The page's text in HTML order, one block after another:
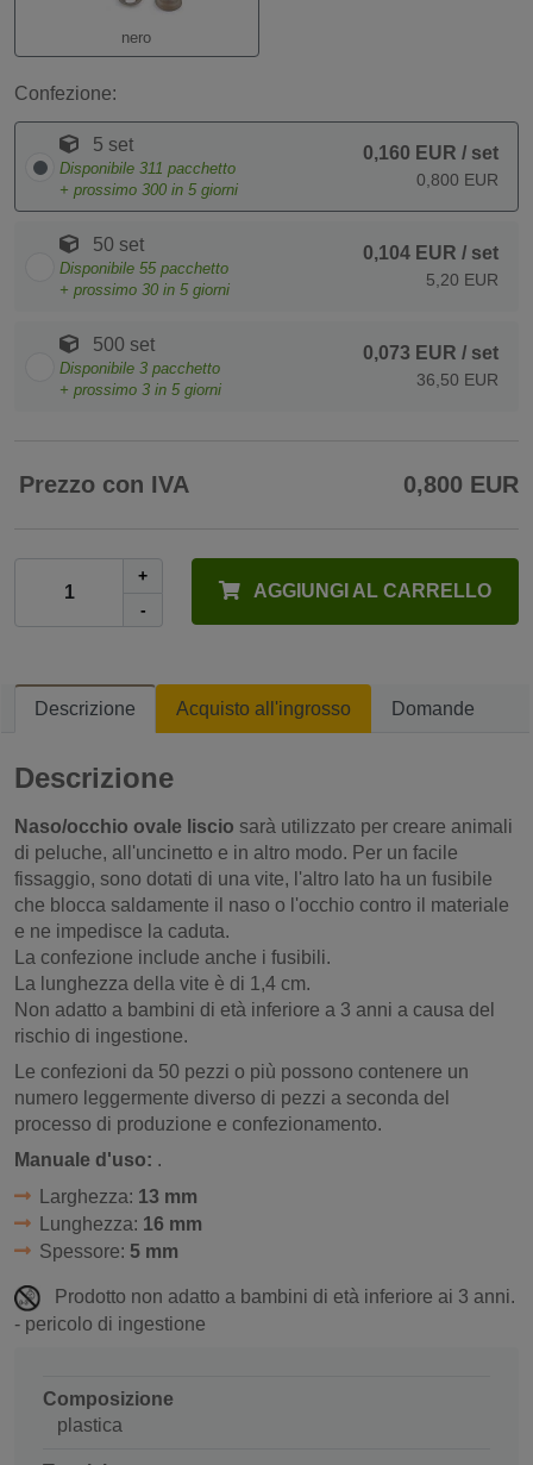
nero
Confezione:
5 set
Disponibile 311 pacchetto
+ prossimo 300 in 5 giorni
0,160 EUR / set
0,800 EUR
50 set
Disponibile 55 pacchetto
+ prossimo 30 in 5 giorni
0,104 EUR / set
5,20 EUR
500 set
Disponibile 3 pacchetto
+ prossimo 3 in 5 giorni
0,073 EUR / set
36,50 EUR
Prezzo con IVA 0,800 EUR
+
-
AGGIUNGI AL CARRELLO
Descrizione Acquisto all'ingrosso Domande
Descrizione
Naso/occhio ovale liscio sarà utilizzato per creare animali
di peluche, all'uncinetto e in altro modo. Per un facile
fissaggio, sono dotati di una vite, l'altro lato ha un fusibile
che blocca saldamente il naso o l'occhio contro il materiale
e ne impedisce la caduta.
La confezione include anche i fusibili.
La lunghezza della vite è di 1,4 cm.
Non adatto a bambini di età inferiore a 3 anni a causa del
rischio di ingestione.
Le confezioni da 50 pezzi o più possono contenere un
numero leggermente diverso di pezzi a seconda del
processo di produzione e confezionamento.
Manuale d'uso: .
Larghezza: 13 mm
Lunghezza: 16 mm
Spessore: 5 mm
Prodotto non adatto a bambini di età inferiore ai 3 anni.
- pericolo di ingestione
Composizione
plastica